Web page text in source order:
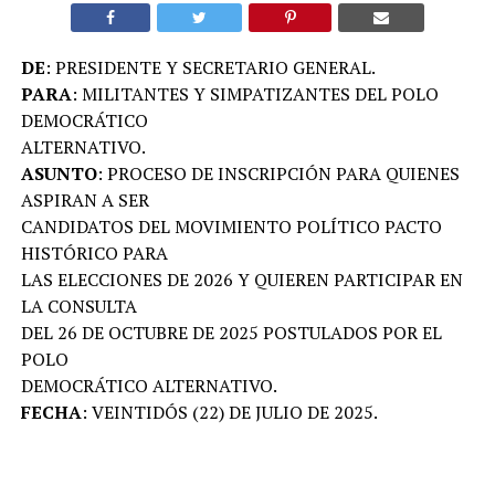
DE: PRESIDENTE Y SECRETARIO GENERAL.
PARA: MILITANTES Y SIMPATIZANTES DEL POLO
DEMOCRÁTICO
ALTERNATIVO.
ASUNTO: PROCESO DE INSCRIPCIÓN PARA QUIENES
ASPIRAN A SER
CANDIDATOS DEL MOVIMIENTO POLÍTICO PACTO
HISTÓRICO PARA
LAS ELECCIONES DE 2026 Y QUIEREN PARTICIPAR EN
LA CONSULTA
DEL 26 DE OCTUBRE DE 2025 POSTULADOS POR EL
POLO
DEMOCRÁTICO ALTERNATIVO.
FECHA: VEINTIDÓS (22) DE JULIO DE 2025.